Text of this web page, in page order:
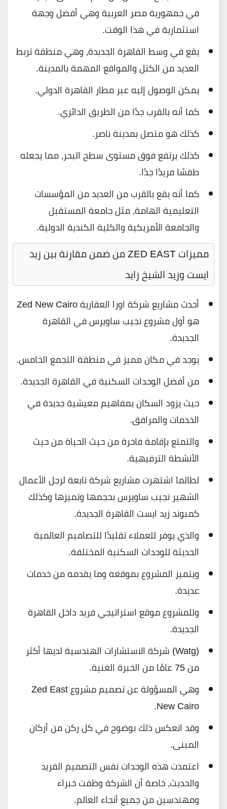
في جمهورية مصر العربية وهي أفضل وجهة
استثمارية في هذا الوقت.
يقع في وسط القاهرة الجديدة، وهي منطقة تربط
العديد من الكتل والمواقع المهمة بالمدينة.
يمكن الوصول إليه عبر مطار القاهرة الدولي.
كما أنه بالقرب جدًا من الطريق الدائري.
كذلك هو متصل بمدينة ناصر.
كذلك يرتفع فوق مستوى سطح البحر، مما يجعله
طقسًا فريدًا جدًا.
كما أنه يقع بالقرب من العديد من المؤسسات
التعليمية الهامة، مثل جامعة المستقبل
والجامعة الأمريكية والكلية الكندية الدولية.
مميزات ZED EAST من ضمن مقارنة بين زيد
ايست وزيد الشيخ زايد
أحدث مشاريع شركة اورا العقارية Zed New Cairo
هو أول مشروع نجيب ساويرس في القاهرة
الجديدة.
يوجد في مكان مميز في منطقة التجمع الخامس.
من أفضل الوحدات السكنية في القاهرة الجديدة.
حيث يزود السكان بمفاهيم معيشية جديدة في
الخدمات والمرافق.
والتمتع بإقامة فاخرة من حيث الحياة من حيث
الأنشطة الترفيهية.
لطالما اشتهرت مشاريع شركة تابعة لرجل الأعمال
الشهير نجيب ساويرس بحجمها وتميزها وكذلك
كمبوند زيد ايست القاهرة الجديدة.
والذي يوفر للعملاء تقليدًا للتصاميم العالمية
الحديثة للوحدات السكنية المختلفة.
ويتميز المشروع بموقعه وما يقدمه من خدمات
عديدة.
وللمشروع موقع استراتيجي فريد داخل القاهرة
الجديدة.
(Watg) شركة الاستشارات الهندسية لديها أكثر
من 75 عامًا من الخبرة الغنية.
وهي المسؤولة عن تصميم مشروع Zed East
New Cairo.
وقد انعكس ذلك بوضوح في كل ركن من أركان
المبنى.
اعتمدت هذه الوحدات نفس التصميم الفريد
والحديث، خاصة أن الشركة وظفت خبراء
ومهندسين من جميع أنحاء العالم.